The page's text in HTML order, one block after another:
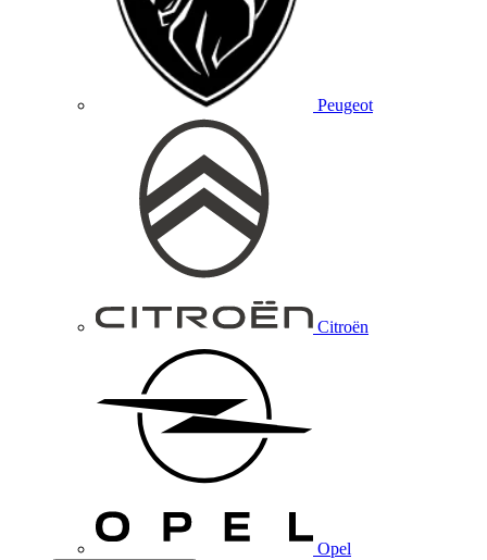
Peugeot
Citroën
Opel